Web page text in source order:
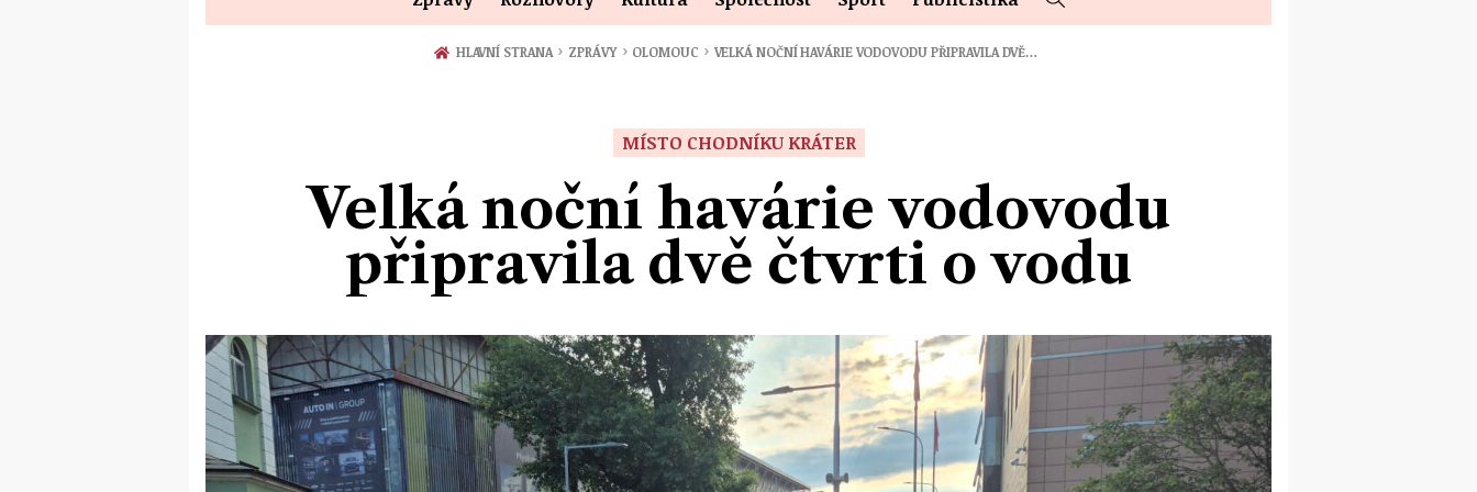
HLAVNÍ STRANA › ZPRÁVY › OLOMOUC › VELKÁ NOČNÍ HAVÁRIE VODOVODU PŘIPRAVILA DVĚ…
MÍSTO CHODNÍKU KRÁTER
Velká noční havárie vodovodu
připravila dvě čtvrti o vodu